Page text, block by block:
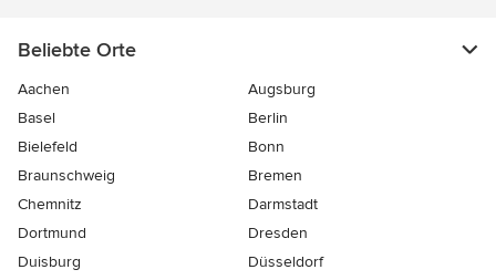
Beliebte Orte
Aachen
Augsburg
Basel
Berlin
Bielefeld
Bonn
Braunschweig
Bremen
Chemnitz
Darmstadt
Dortmund
Dresden
Duisburg
Düsseldorf